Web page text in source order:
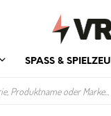
SPASS & SPIELZEUG